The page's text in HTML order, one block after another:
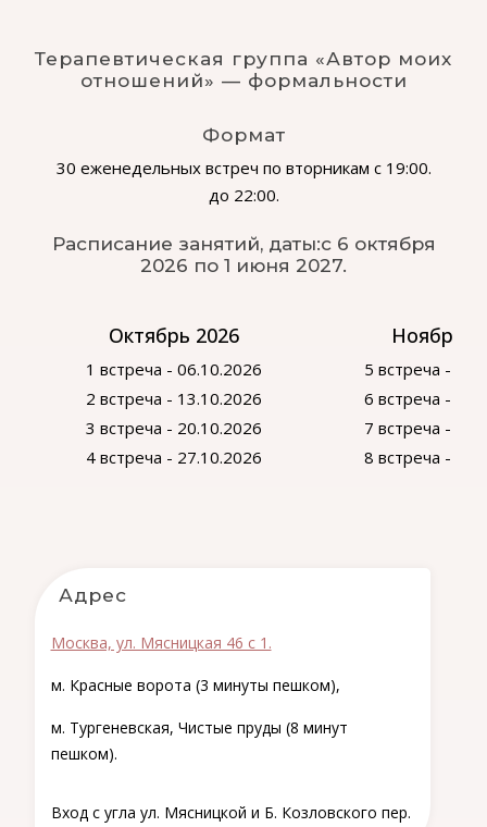
Терапевтическая группа «Автор моих
отношений» — формальности
Формат
30 еженедельных встреч по вторникам с 19:00.
до 22:00.
Расписание занятий, даты:с 6 октября
2026 по 1 июня 2027.
Октябрь 2026
1 встреча - 06.10.2026
2 встреча - 13.10.2026
3 встреча - 20.10.2026
4 встреча - 27.10.2026
Ноябрь
5 встреча -
6 встреча -
7 встреча -
8 встреча -
Адрес
Москва, ул. Мясницкая 46 с 1.
м. Красные ворота (3 минуты пешком),
м. Тургеневская, Чистые пруды (8 минут
пешком).
Вход с угла ул. Мясницкой и Б. Козловского пер.